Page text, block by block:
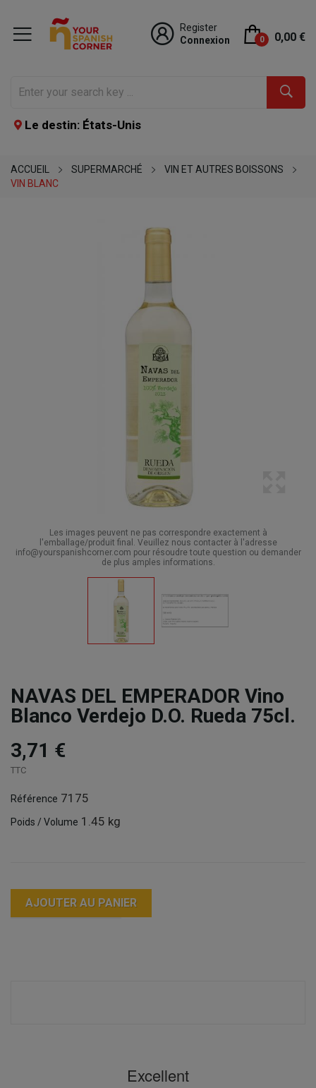
Register
Connexion
0 0,00 €
Le destin: États-Unis
ACCUEIL SUPERMARCHÉ
VIN ET AUTRES BOISSONS
VIN BLANC
Les images peuvent ne pas correspondre exactement à
l'emballage/produit final. Veuillez nous contacter à l'adresse
info@yourspanishcorner.com pour résoudre toute question ou demander
de plus amples informations.
NAVAS DEL EMPERADOR Vino
Blanco Verdejo D.O. Rueda 75cl.
3,71 €
TTC
Référence 7175
Poids / Volume 1.45 kg
AJOUTER AU PANIER
Excellent